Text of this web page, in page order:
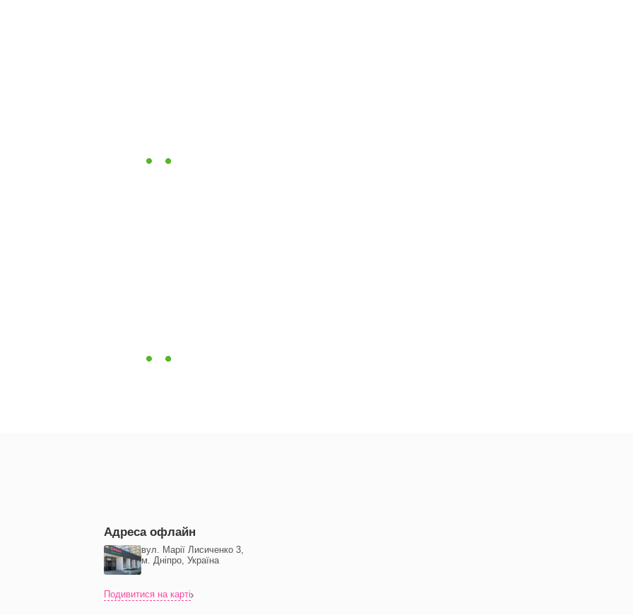
Адреса офлайн
вул. Марії Лисиченко 3,
м. Дніпро, Україна
Подивитися на карті